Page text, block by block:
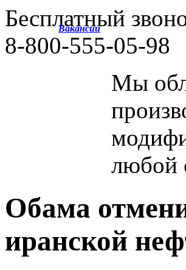
Бесплатный
8-800-555-05-98
Мы
любой
Обама
иранской
Вакансии